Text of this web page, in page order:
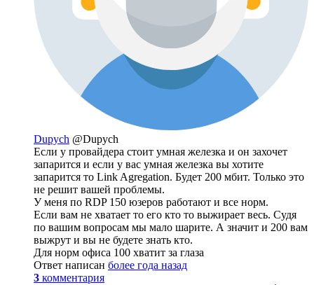
Dupych @Dupych
Если у провайдера стоит умная железка и он захочет
запарится и если у вас умная железка вы хотите
запарится то Link Agregation. Будет 200 мбит. Только это
не решит вашей проблемы.
У меня по RDP 150 юзеров работают и все норм.
Если вам не хватает то его кто то выжирает весь. Судя
по вашим вопросам мы мало шарите. А значит и 200 вам
выжрут и вы не будете знать кто.
Для норм офиса 100 хватит за глаза
Ответ написан более года назад
3 комментария